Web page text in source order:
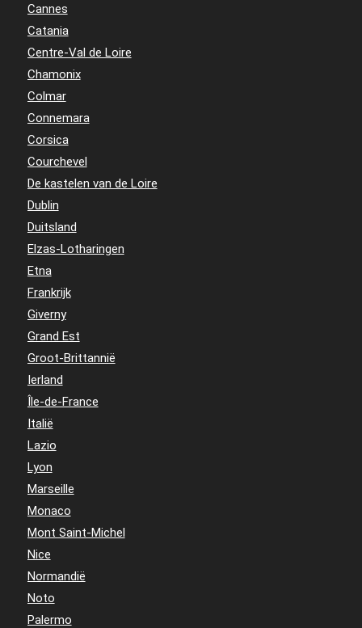
Cannes
Catania
Centre-Val de Loire
Chamonix
Colmar
Connemara
Corsica
Courchevel
De kastelen van de Loire
Dublin
Duitsland
Elzas-Lotharingen
Etna
Frankrijk
Giverny
Grand Est
Groot-Brittannië
Ierland
Île-de-France
Italië
Lazio
Lyon
Marseille
Monaco
Mont Saint-Michel
Nice
Normandië
Noto
Palermo